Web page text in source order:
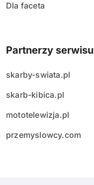
Dla faceta
Partnerzy serwisu
skarby-swiata.pl
skarb-kibica.pl
mototelewizja.pl
przemyslowcy.com